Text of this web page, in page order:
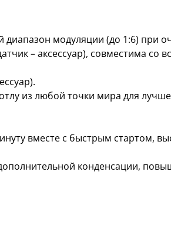
модуляции (до 1:6) при
– аксессуар), совместима со
из любой точки мира для
вместе с быстрым стартом,
конденсации,